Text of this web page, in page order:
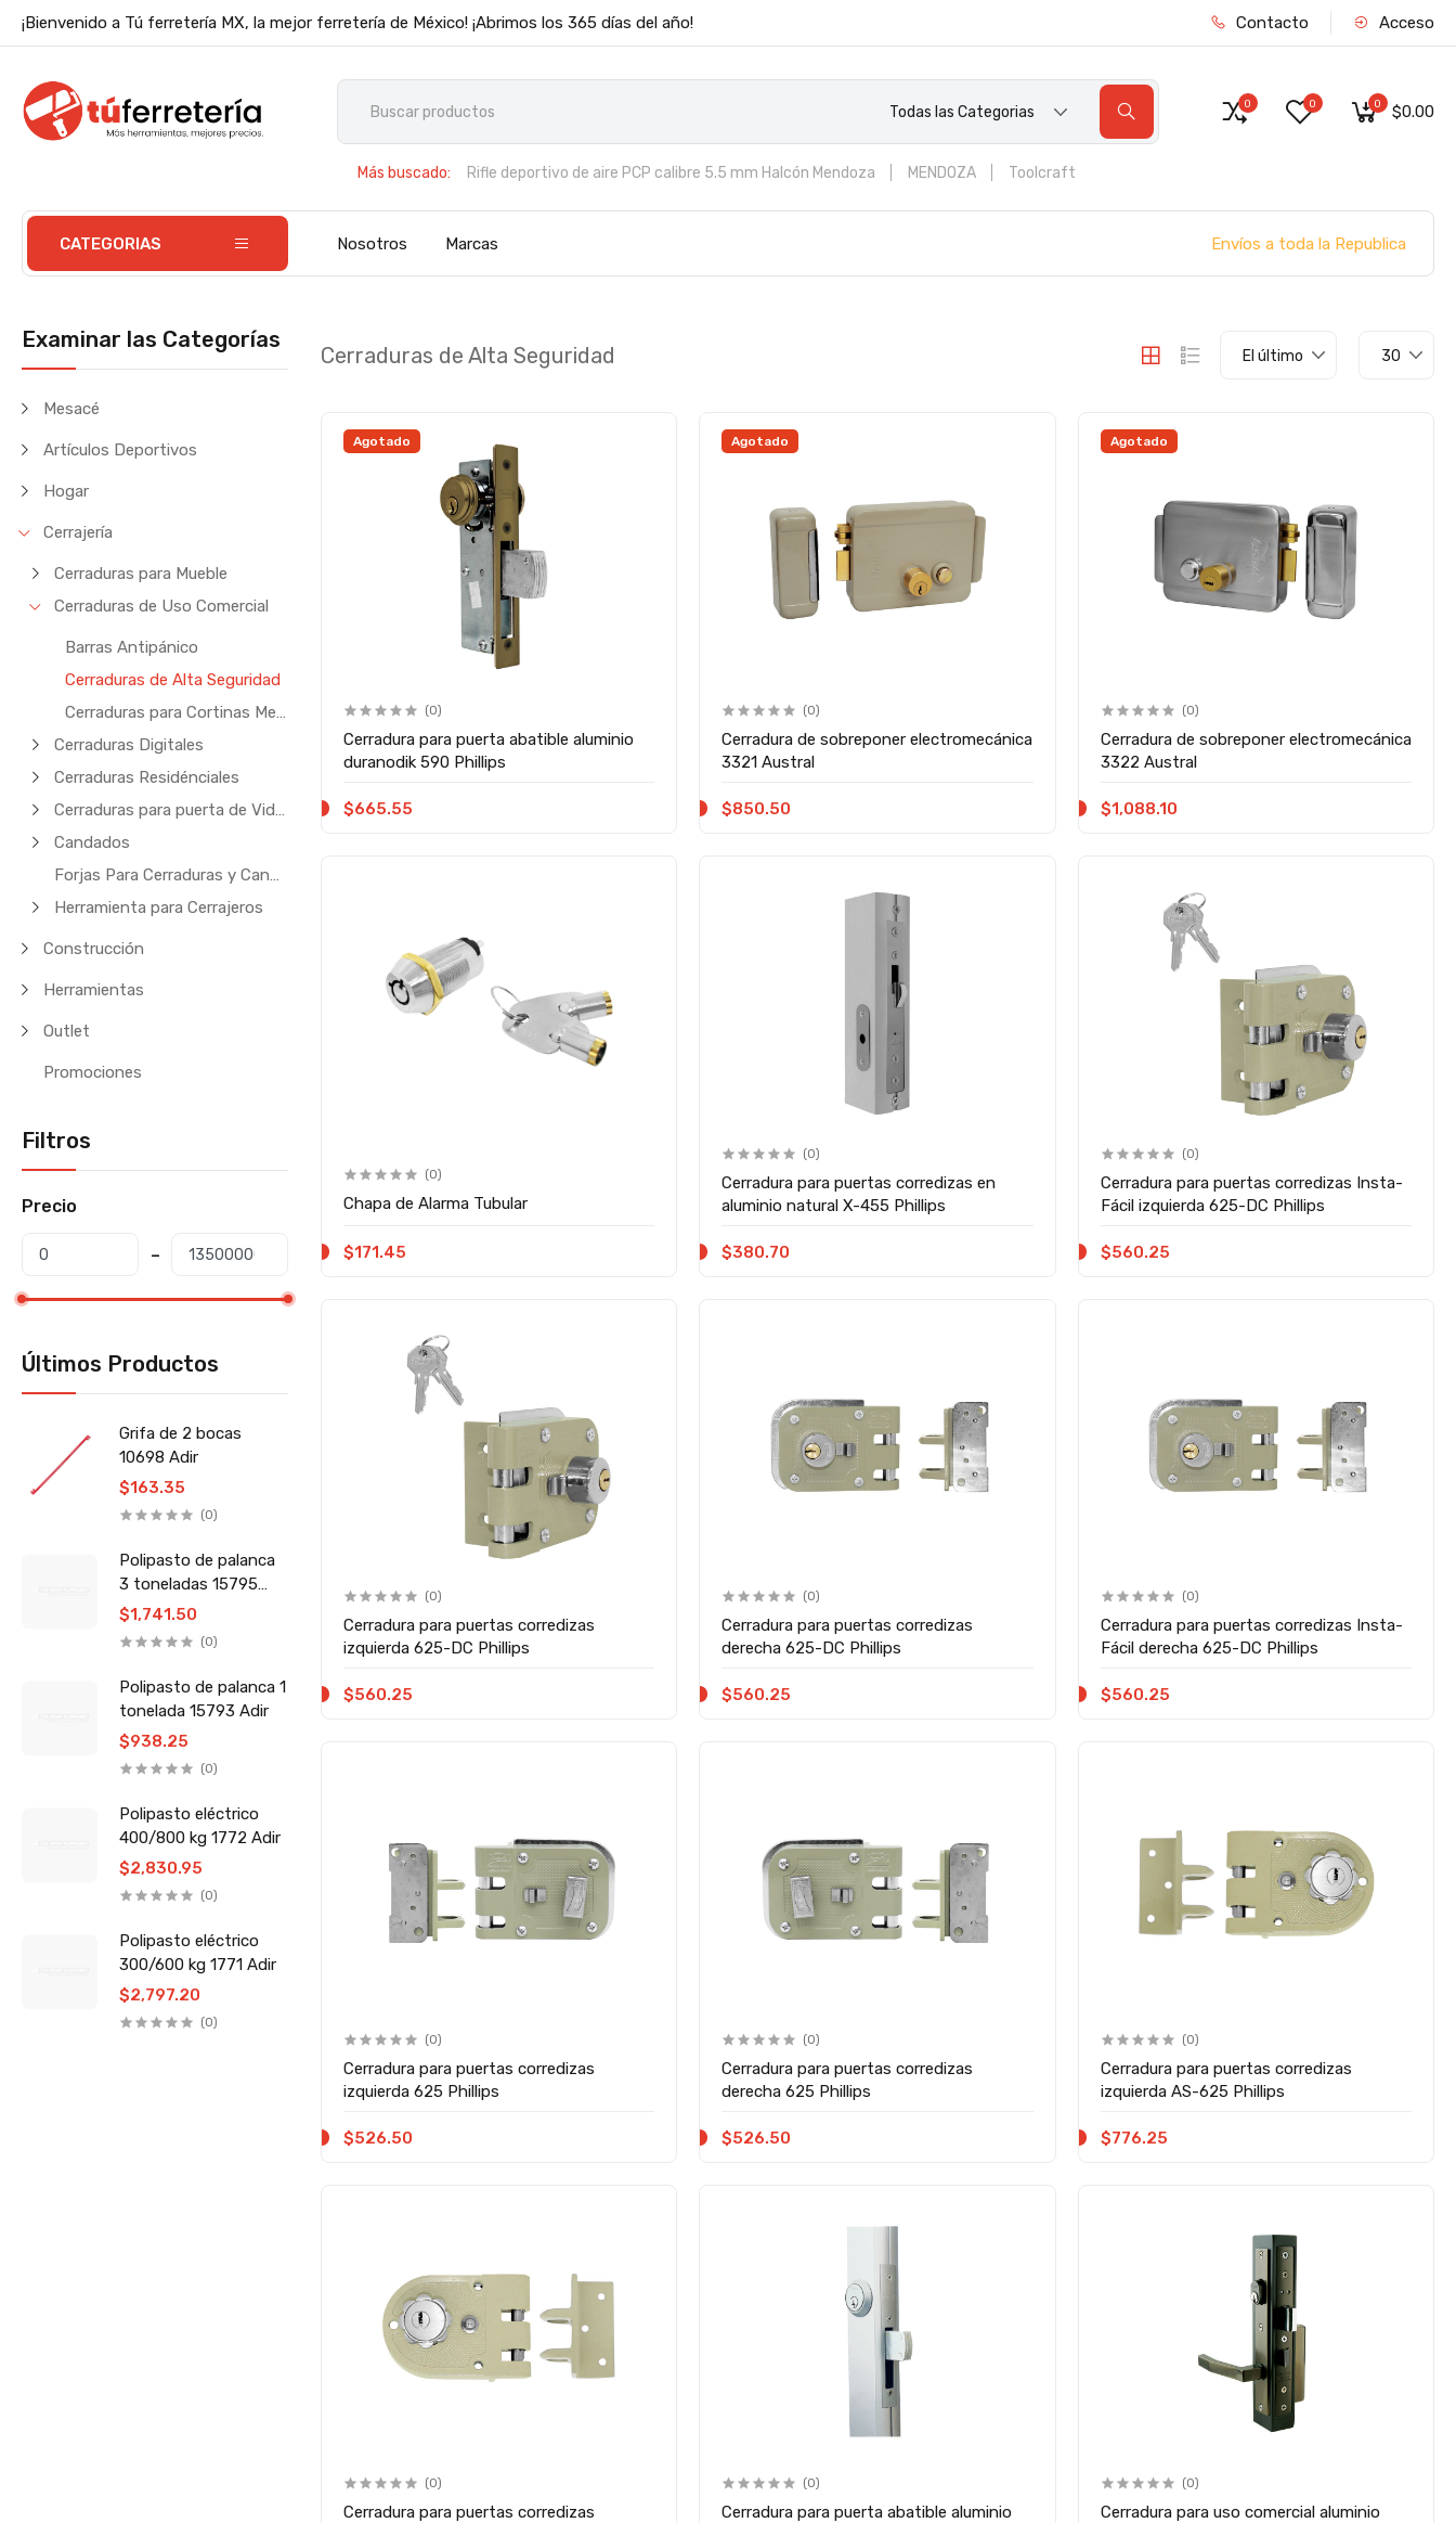
¡Bienvenido a Tú ferretería MX, la mejor ferretería de México! ¡Abrimos los 365 días del año! Contacto Acceso
Todas las Categorias
Más buscado: Rifle deportivo de aire PCP calibre 5.5 mm Halcón Mendoza MENDOZA
Toolcraft
0 0 0 $0.00
CATEGORIAS Nosotros Marcas Envíos a toda la Republica
Examinar las Categorías
Mesacé
Artículos Deportivos
Hogar
Cerrajería
Cerraduras para Mueble
Cerraduras de Uso Comercial
Barras Antipánico
Cerraduras de Alta Seguridad
Cerraduras para Cortinas Metálicas
Cerraduras Digitales
Cerraduras Residénciales
Cerraduras para puerta de Vidrio
Candados
Forjas Para Cerraduras y Candados
Herramienta para Cerrajeros
Construcción
Herramientas
Outlet
Promociones
Filtros
Precio
Últimos Productos
Grifa de 2 bocas
10698 Adir
$163.35
(0)
Polipasto de palanca
3 toneladas 15795
Adir
$1,741.50
(0)
Polipasto de palanca 1
tonelada 15793 Adir
$938.25
(0)
Polipasto eléctrico
400/800 kg 1772 Adir
$2,830.95
(0)
Polipasto eléctrico
300/600 kg 1771 Adir
$2,797.20
(0)
Cerraduras de Alta Seguridad El último 30
Agotado
(0)
Cerradura para puerta abatible aluminio
duranodik 590 Phillips
$665.55
Agotado
(0)
Cerradura de sobreponer electromecánica
3321 Austral
$850.50
Agotado
(0)
Cerradura de sobreponer electromecánica
3322 Austral
$1,088.10
(0)
Chapa de Alarma Tubular
$171.45
(0)
Cerradura para puertas corredizas en
aluminio natural X-455 Phillips
$380.70
(0)
Cerradura para puertas corredizas Insta-
Fácil izquierda 625-DC Phillips
$560.25
(0)
Cerradura para puertas corredizas
izquierda 625-DC Phillips
$560.25
(0)
Cerradura para puertas corredizas
derecha 625-DC Phillips
$560.25
(0)
Cerradura para puertas corredizas Insta-
Fácil derecha 625-DC Phillips
$560.25
(0)
Cerradura para puertas corredizas
izquierda 625 Phillips
$526.50
(0)
Cerradura para puertas corredizas
derecha 625 Phillips
$526.50
(0)
Cerradura para puertas corredizas
izquierda AS-625 Phillips
$776.25
(0)
Cerradura para puertas corredizas
(0)
Cerradura para puerta abatible aluminio
(0)
Cerradura para uso comercial aluminio